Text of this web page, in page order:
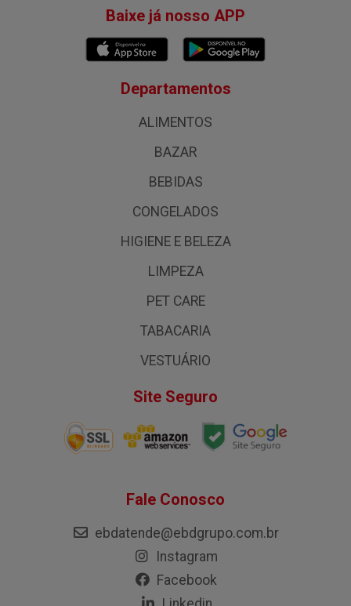
Baixe já nosso APP
Departamentos
ALIMENTOS
BAZAR
BEBIDAS
CONGELADOS
HIGIENE E BELEZA
LIMPEZA
PET CARE
TABACARIA
VESTUÁRIO
Site Seguro
Fale Conosco
ebdatende@ebdgrupo.com.br
Instagram
Facebook